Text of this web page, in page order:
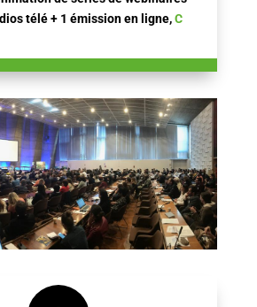
télé + 1 émission en ligne,C